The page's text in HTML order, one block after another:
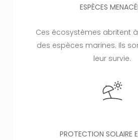
ESPÈCES
Ces écosystèmes abritent à
des espèces marines. Ils
leur survie.
PROTECTION SOLAIRE